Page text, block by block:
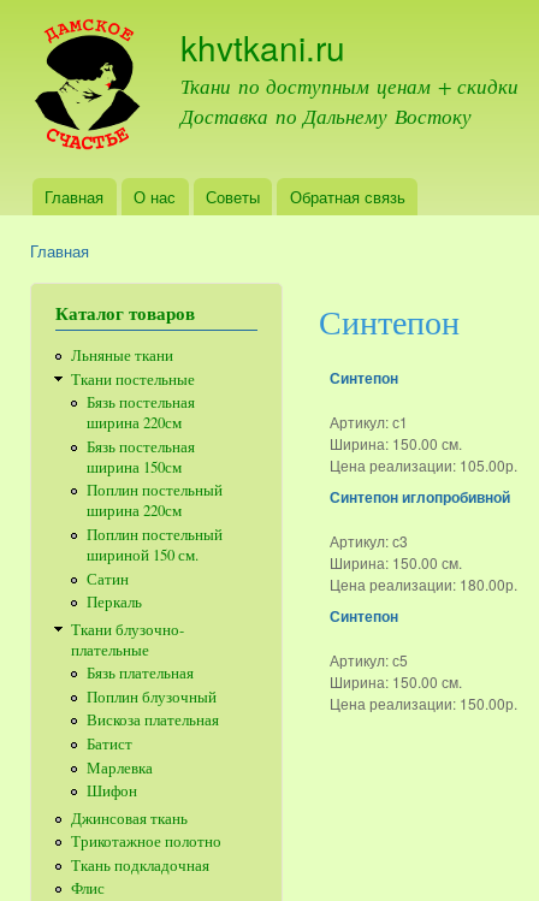
khvtkani.ru
Ткани по доступным ценам + скидки
Доставка по Дальнему Востоку
Главное меню
Главная О нас Советы Обратная связь
Главная
Каталог товаров
Льняные ткани
Ткани постельные
Бязь постельная
ширина 220см
Бязь постельная
ширина 150см
Поплин постельный
ширина 220см
Поплин постельный
шириной 150 см.
Сатин
Перкаль
Ткани блузочно-
плательные
Бязь плательная
Поплин блузочный
Вискоза плательная
Батист
Марлевка
Шифон
Джинсовая ткань
Трикотажное полотно
Ткань подкладочная
Флис
Синтепон
Синтепон
Артикул:с1
Ширина: 150.00 см.
Цена реализации: 105.00р.
Синтепон иглопробивной
Артикул:с3
Ширина: 150.00 см.
Цена реализации: 180.00р.
Синтепон
Артикул:с5
Ширина: 150.00 см.
Цена реализации: 150.00р.